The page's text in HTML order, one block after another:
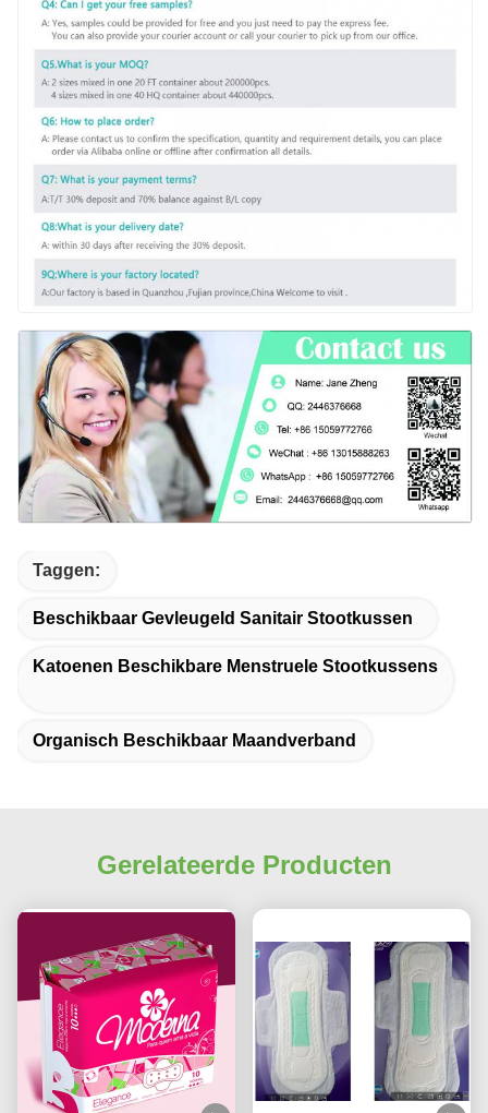
Taggen:
Beschikbaar Gevleugeld Sanitair Stootkussen
Katoenen Beschikbare Menstruele Stootkussens
Organisch Beschikbaar Maandverband
Gerelateerde Producten